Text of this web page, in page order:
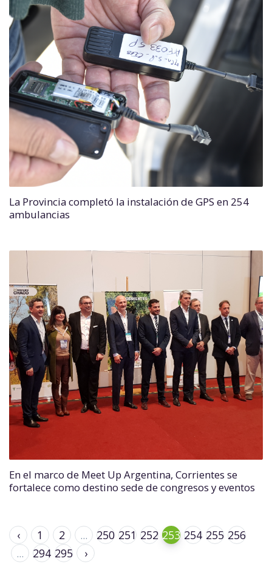
La Provincia completó la instalación de GPS en 254
ambulancias
En el marco de Meet Up Argentina, Corrientes se
fortalece como destino sede de congresos y eventos
‹ 1 2 ... 250 251 252 253 254 255 256
...
294 295 ›